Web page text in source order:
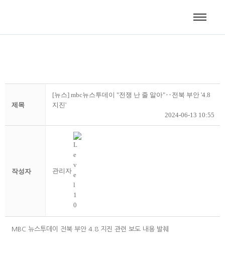
제목
[뉴스] mbc뉴스투데이 "전쟁 난 줄 알아"‥전북 부안 '4.8
지진'
2024-06-13 10:55
작성자 관리자
MBC 뉴스투데이 전북 부안 4.8 지진 관련 보도 내용 발췌